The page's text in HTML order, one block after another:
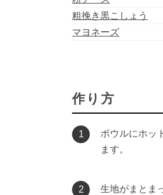
粗挽き黒こしょう
マヨネーズ
作り方
1
ボウルにホッ
ます。
2 生地がまとま